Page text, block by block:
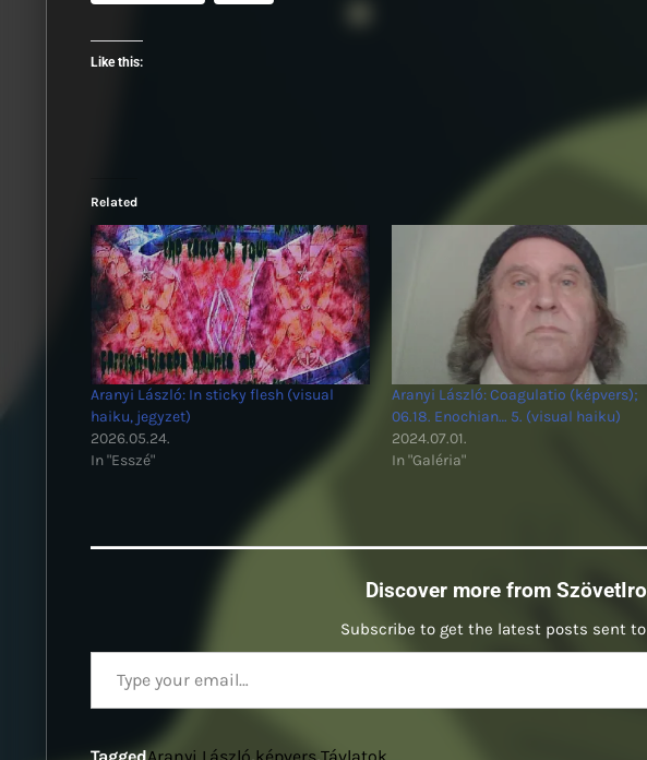
Like this:
Related
Aranyi László: In sticky flesh (visual
haiku, jegyzet)
2026.05.24.
In "Esszé"
Aranyi László: Coagulatio (képvers);
06.18. Enochian… 5. (visual haiku)
2024.07.01.
In "Galéria"
Discover more from
Subscribe to get the latest posts sent to
Type your email…